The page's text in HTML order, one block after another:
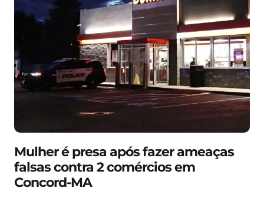
Mulher é presa após fazer ameaças
falsas contra 2 comércios em
Concord-MA